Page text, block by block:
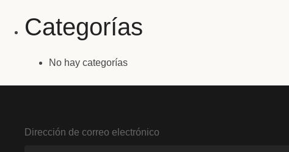
Categorías
No hay categorías
Dirección de correo electrónico